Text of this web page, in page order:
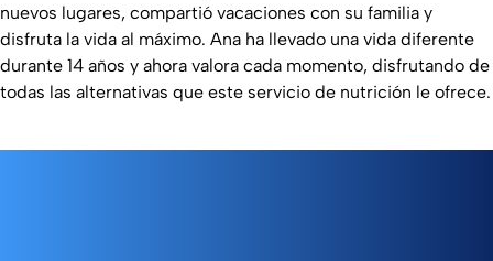
nuevos lugares, compartió vacaciones con su familia y
disfruta la vida al máximo. Ana ha llevado una vida diferente
durante 14 años y ahora valora cada momento, disfrutando de
todas las alternativas que este servicio de nutrición le ofrece.